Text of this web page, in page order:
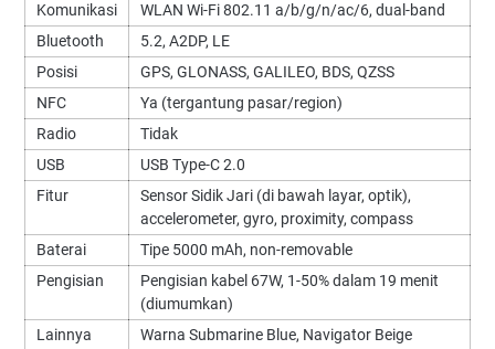
Komunikasi
WLAN Wi-Fi 802.11 a/b/g/n/ac/6, dual-band
Bluetooth
5.2, A2DP, LE
Posisi
GPS, GLONASS, GALILEO, BDS, QZSS
NFC
Ya (tergantung pasar/region)
Radio
Tidak
USB
USB Type-C 2.0
Fitur
Sensor Sidik Jari (di bawah layar, optik),
accelerometer, gyro, proximity, compass
Baterai
Tipe 5000 mAh, non-removable
Pengisian
Pengisian kabel 67W, 1-50% dalam 19 menit
(diumumkan)
Lainnya
Warna Submarine Blue, Navigator Beige